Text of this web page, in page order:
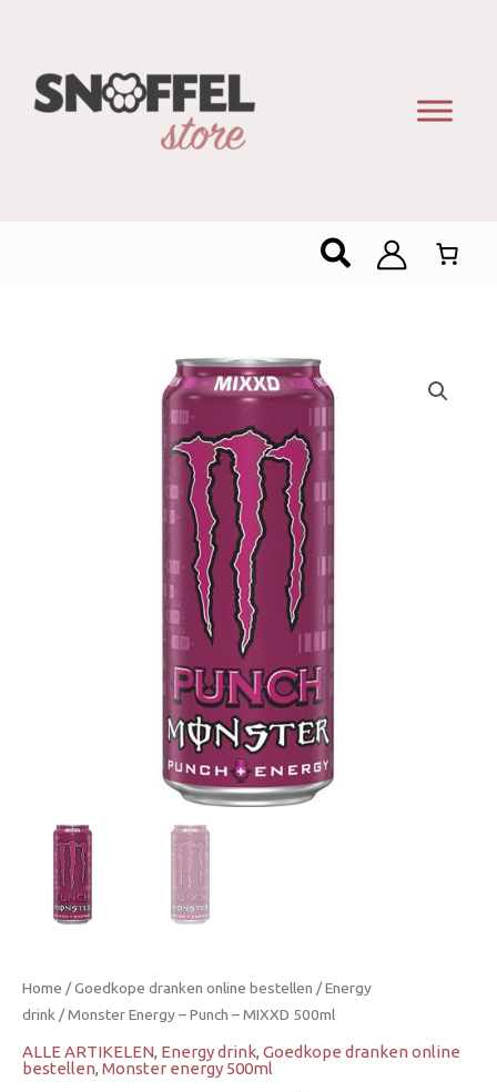
Zoeken
Home /Goedkope dranken online bestellen /Energy
drink / Monster Energy – Punch – MIXXD 500ml
ALLE ARTIKELEN, Energy drink, Goedkope dranken online
bestellen, Monster energy 500ml